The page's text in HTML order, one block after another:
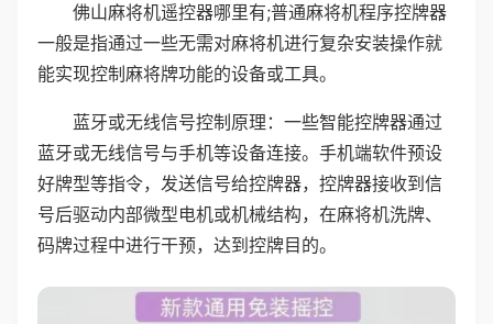
佛山麻将机遥控器哪里有;普通麻将机程序控牌器
一般是指通过一些无需对麻将机进行复杂安装操作就
能实现控制麻将牌功能的设备或工具。
蓝牙或无线信号控制原理：一些智能控牌器通过
蓝牙或无线信号与手机等设备连接。手机端软件预设
好牌型等指令，发送信号给控牌器，控牌器接收到信
号后驱动内部微型电机或机械结构，在麻将机洗牌、
码牌过程中进行干预，达到控牌目的。